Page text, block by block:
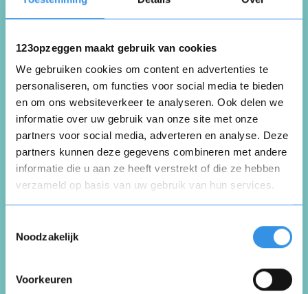
123opzeggen maakt gebruik van cookies
We gebruiken cookies om content en advertenties te
personaliseren, om functies voor social media te bieden
en om ons websiteverkeer te analyseren. Ook delen we
informatie over uw gebruik van onze site met onze
partners voor social media, adverteren en analyse. Deze
partners kunnen deze gegevens combineren met andere
informatie die u aan ze heeft verstrekt of die ze hebben
verzameld op basis van uw gebruik van hun services.
Noodzakelijk
Voorkeuren
ik zeg Agri Trader op omdat ik ben gestopt ik
0 (0 like)
G.
Ter Apel
Hierbij zeg ik met ingang van 29 -12-2022 agri
Nuttig